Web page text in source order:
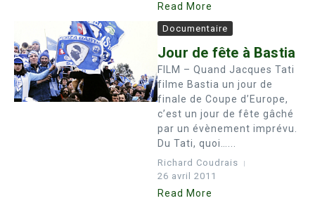
Read More
Documentaire
Jour de fête à Bastia
FILM – Quand Jacques Tati
filme Bastia un jour de
finale de Coupe d’Europe,
c’est un jour de fête gâché
par un évènement imprévu.
Du Tati, quoi…...
Richard Coudrais
26 avril 2011
Read More